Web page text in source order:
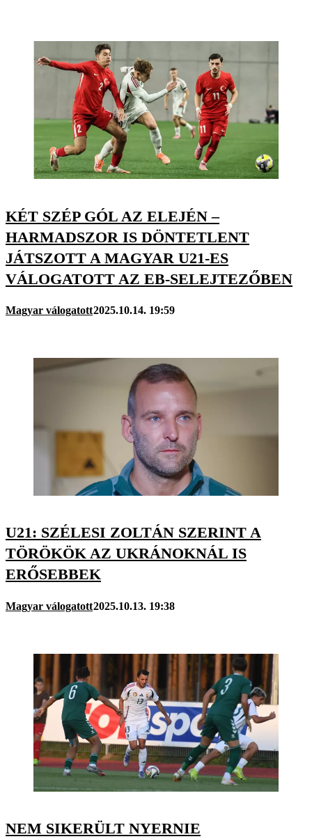
KÉT SZÉP GÓL AZ ELEJÉN –
HARMADSZOR IS DÖNTETLENT
JÁTSZOTT A MAGYAR U21-ES
VÁLOGATOTT AZ EB-SELEJTEZŐBEN
Magyar válogatott2025.10.14. 19:59
U21: SZÉLESI ZOLTÁN SZERINT A
TÖRÖKÖK AZ UKRÁNOKNÁL IS
ERŐSEBBEK
Magyar válogatott2025.10.13. 19:38
NEM SIKERÜLT NYERNIE